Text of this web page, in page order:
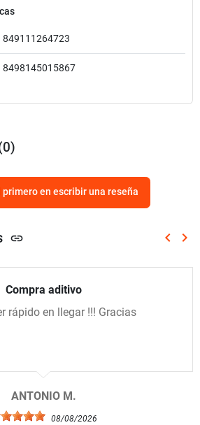
849111264723
8498145015867
primero en escribir una reseña
link keyboard_arrow_left keyboard_arrow_right
Compra aditivo
rápido en llegar !!! Gracias
ANTONIO M.
08/08/2026